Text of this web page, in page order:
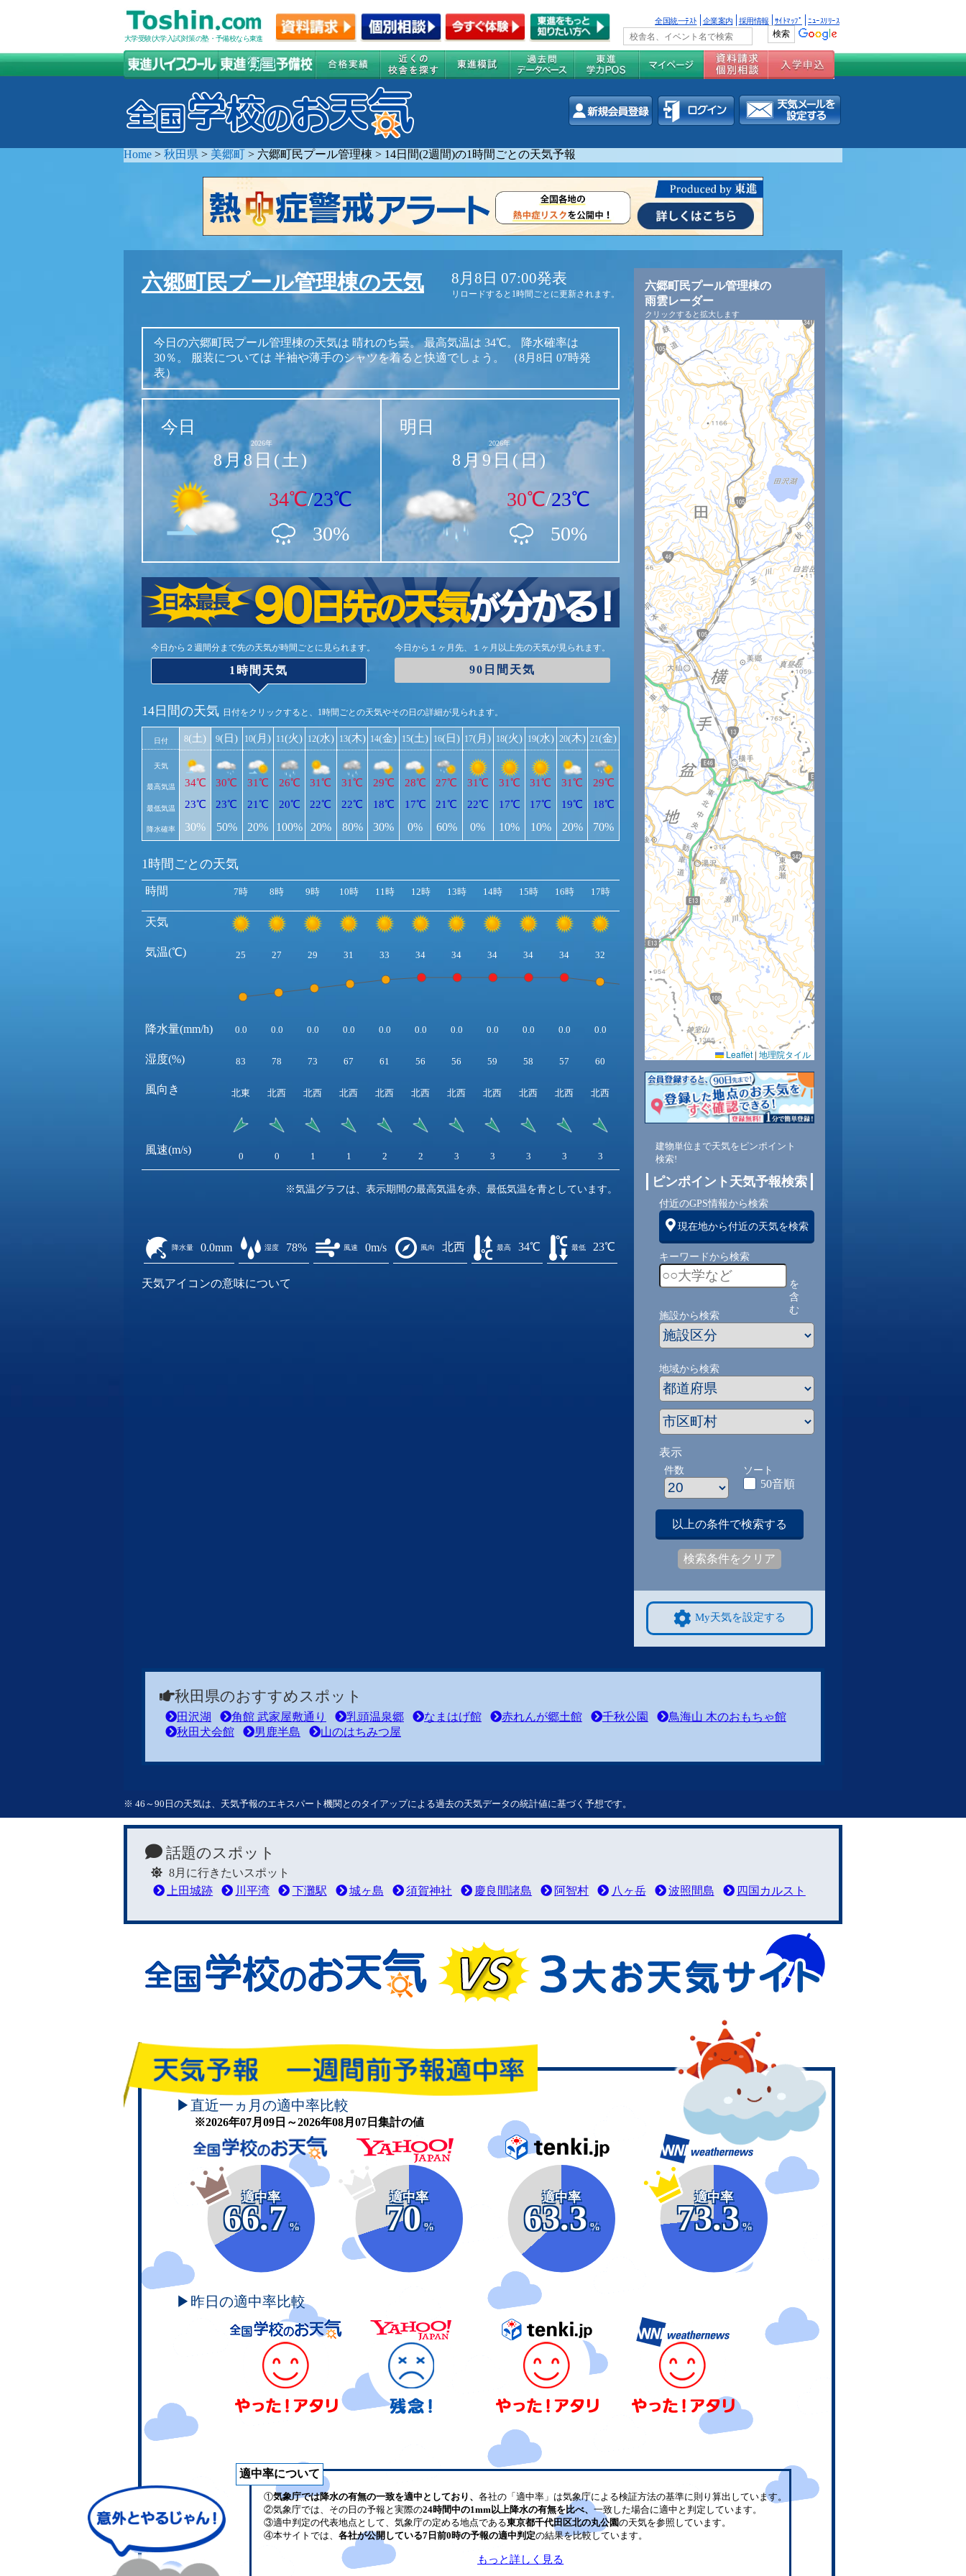
大学受験(大学入試)対策の塾・予備校なら東進
全国統一ﾃｽﾄ 企業案内 採用情報 ｻｲﾄﾏｯﾌﾟ ﾆｭｰｽﾘﾘｰｽ
Home > 秋田県 > 美郷町 > 六郷町民プール管理棟 > 14日間(2週間)の1時間ごとの天気予報
六郷町民プール管理棟の天気 8月8日 07:00発表
リロードすると1時間ごとに更新されます。
今日の六郷町民プール管理棟の天気は 晴れのち曇。 最高気温は 34℃。
降水確率は
30％。
服装については 半袖や薄手のシャツを着ると快適でしょう。
（8月8日 07時発
表）
今日
2026年
8月8日(土)
34℃/23℃
30%
明日
2026年
8月9日(日)
30℃/23℃
50%
今日から２週間分まで先の天気が時間ごとに見られます。
1時間天気
今日から１ヶ月先、１ヶ月以上先の天気が見られます。
90日間天気
14日間の天気 日付をクリックすると、1時間ごとの天気やその日の詳細が見られます。
日付
天気
最高気温
最低気温
降水確率
8(土)
34℃
23℃
30%
9(日)
30℃
23℃
50%
10(月)
31℃
21℃
20%
11(火)
26℃
20℃
100%
12(水)
31℃
22℃
20%
13(木)
31℃
22℃
80%
14(金)
29℃
18℃
30%
15(土)
28℃
17℃
0%
16(日)
27℃
21℃
60%
17(月)
31℃
22℃
0%
18(火)
31℃
17℃
10%
19(水)
31℃
17℃
10%
20(木)
31℃
19℃
20%
21(金)
29℃
18℃
70%
1時間ごとの天気
時間
天気
気温(℃)
降水量(mm/h)
湿度(%)
風向き
風速(m/s)
7時 8時 9時 10時 11時 12時 13時 14時 15時 16時 17時 18時 19時 20時 21時 22時 23時
25 27 29 31 33 34 34 34 34 34 32 28 27 26 25 24
0.0 0.0 0.0 0.0 0.0 0.0 0.0 0.0 0.0 0.0 0.0 0.0 0.0 0.0 0.0
83 78 73 67 61 56 56 59 58 57 60 74 81 84 90 92
北東 北西 北西 北西 北西 北西 北西 北西 北西 北西 北西 西 南西 南 南 東南
0 0 1 1 2 2 3 3 3 3 3 1
※気温グラフは、表示期間の最高気温を赤、最低気温を青としています。
降水量 0.0mm 湿度 78% 風速 0m/s 風向 北西 最高 34℃ 最低 23℃
天気アイコンの意味について
六郷町民プール管理棟の
雨雲レーダー
クリックすると拡大します
Leaflet | 地理院タイル
建物単位まで天気をピンポイント
検索!
ピンポイント天気予報検索
付近のGPS情報から検索
現在地から付近の天気を検索
キーワードから検索
を
含
む
施設から検索
地域から検索
表示
件数 ソート
50音順
以上の条件で検索する
検索条件をクリア
My天気を設定する
秋田県のおすすめスポット
田沢湖 角館 武家屋敷通り 乳頭温泉郷 なまはげ館 赤れんが郷土館 千秋公園
鳥海山 木のおもちゃ館
秋田犬会館
男鹿半島 山のはちみつ屋
※ 46～90日の天気は、天気予報のエキスパート機関とのタイアップによる過去の天気データの統計値に基づく予想です。
話題のスポット
8月に行きたいスポット
上田城跡
川平湾 下灘駅 城ヶ島 須賀神社 慶良間諸島 阿智村 八ヶ岳 波照間島 四国カルスト
▶直近一ヵ月の適中率比較
※2026年07月09日～2026年08月07日集計の値
適中率
66.7
%
適中率
70
%
適中率
63.3
%
適中率
73.3
%
▶昨日の適中率比較
適中率について
①気象庁では降水の有無の一致を適中としており、 各社の「適中率」は気象庁による検証方法の基準に則り算出しています。
②気象庁では、その日の予報と実際の24時間中の1mm以上降水の有無を比べ、 一致した場合に適中と判定しています。
③適中判定の代表地点として、気象庁の定める地点である東京都千代田区北の丸公園の天気を参照しています。
④本サイトでは、 各社が公開している7日前0時の予報の適中判定の結果を比較しています。
もっと詳しく見る